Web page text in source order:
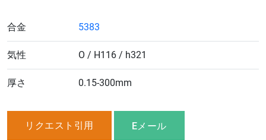
合金 5383
気性 O / H116 / h321
厚さ 0.15-300mm
リクエスト引用 Eメール